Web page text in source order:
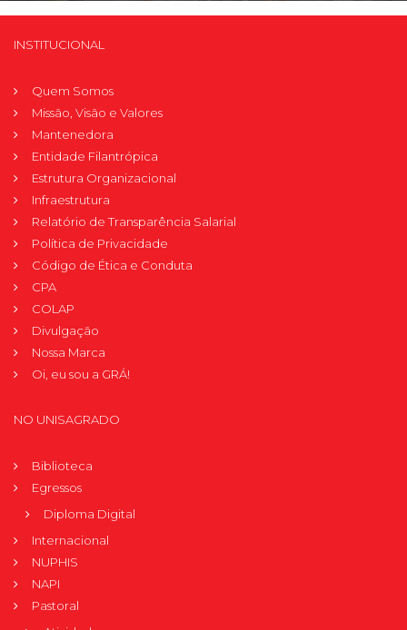
INSTITUCIONAL
Quem Somos
Missão, Visão e Valores
Mantenedora
Entidade Filantrópica
Estrutura Organizacional
Infraestrutura
Relatório de Transparência Salarial
Política de Privacidade
Código de Ética e Conduta
CPA
COLAP
Divulgação
Nossa Marca
Oi, eu sou a GRÁ!
NO UNISAGRADO
Biblioteca
Egressos
Diploma Digital
Internacional
NUPHIS
NAPI
Pastoral